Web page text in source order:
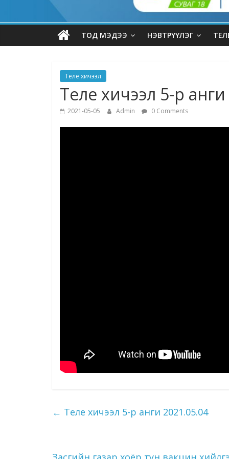
ТОД МЭДЭЭ НЭВТРҮҮЛЭГ
Теле хичээл
Теле хичээл 5-р
2021-05-05 Admin 0 Comments
← Теле хичээл 5-р анги 2021.05.04